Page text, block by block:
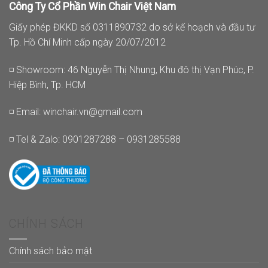
Công Ty Cổ Phần Win Chair Việt Nam
Giấy phép ĐKKD số 0311890732 do sở kế hoạch và đầu tư
Tp. Hồ Chí Minh cấp ngày 20/07/2012
◽ Showroom: 46 Nguyễn Thị Nhung, Khu đô thị Vạn Phúc, P.
Hiệp Bình, Tp. HCM
◽ Email: winchair.vn@gmail.com
◽ Tel & Zalo: 0901287288 – 0931285588
Chính sách bảo mật